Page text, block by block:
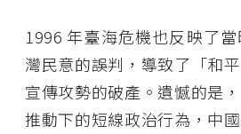
1996 年臺海危機也反映了
灣民意的誤判，導致了「和平
宣傳攻勢的破產。遺憾的是
推動下的短線政治行為，中